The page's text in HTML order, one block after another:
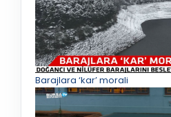
Barajlara ‘kar’ morali